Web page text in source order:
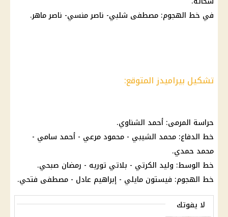
في خط الهجوم: مصطفى شلبي- ناصر منسي- ناصر ماهر.
تشكيل بيراميدز المتوقع:
حراسة المرمى: أحمد الشناوي.
خط الدفاع: محمد الشيبي - محمود مرعي - أحمد سامي -
محمد حمدي.
خط الوسط: وليد الكرتي - بلاتي توريه - رمضان صبحي.
خط الهجوم: فيستون مايلي - إبراهيم عادل - مصطفى فتحي.
لا يفوتك